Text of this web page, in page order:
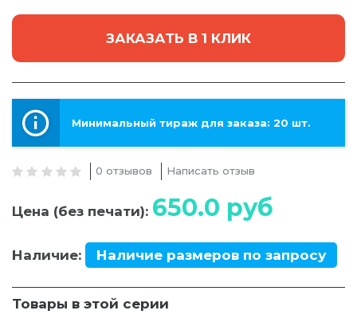
ЗАКАЗАТЬ В 1 КЛИК
Минимальный тираж для заказа: 20 шт.
0 отзывов Написать отзыв
Цена (без печати): 650.0 руб
Наличие: Наличие размеров по запросу
Товары в этой серии